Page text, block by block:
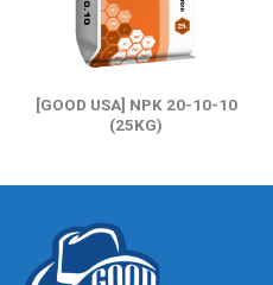
[GOOD USA] NPK 20-10-10
(25KG)